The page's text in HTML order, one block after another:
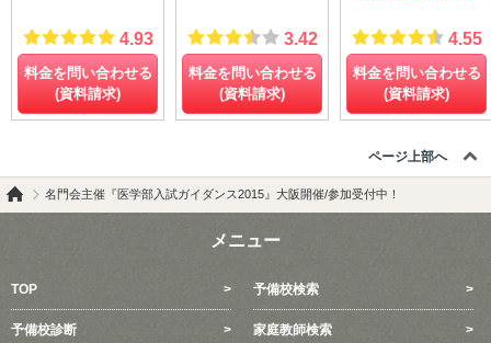
4.93
料金を問い合わせる
(資料請求)
3.42
料金を問い合わせる
(資料請求)
4.55
料金を問い合わせる
(資料請求)
ページ上部へ
名門会主催『医学部入試ガイダンス2015』大阪開催/参加受付中！
メニュー
TOP 予備校検索
予備校診断 家庭教師検索